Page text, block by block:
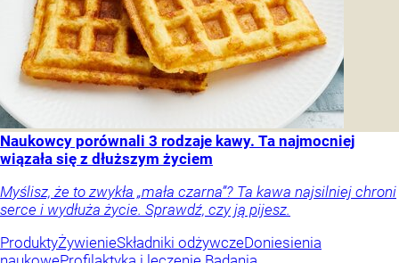
Naukowcy porównali 3 rodzaje kawy. Ta najmocniej
wiązała się z dłuższym życiem
Myślisz, że to zwykła „mała czarna”? Ta kawa najsilniej chroni
serce i wydłuża życie. Sprawdź, czy ją pijesz.
ProduktyŻywienieSkładniki odżywczeDoniesienia